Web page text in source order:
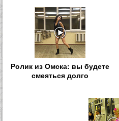
Ролик из Омска: вы будете
смеяться долго